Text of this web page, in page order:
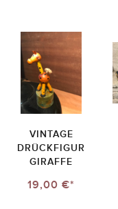
VINTAGE
DRÜCKFIGUR
GIRAFFE
19,00 €*